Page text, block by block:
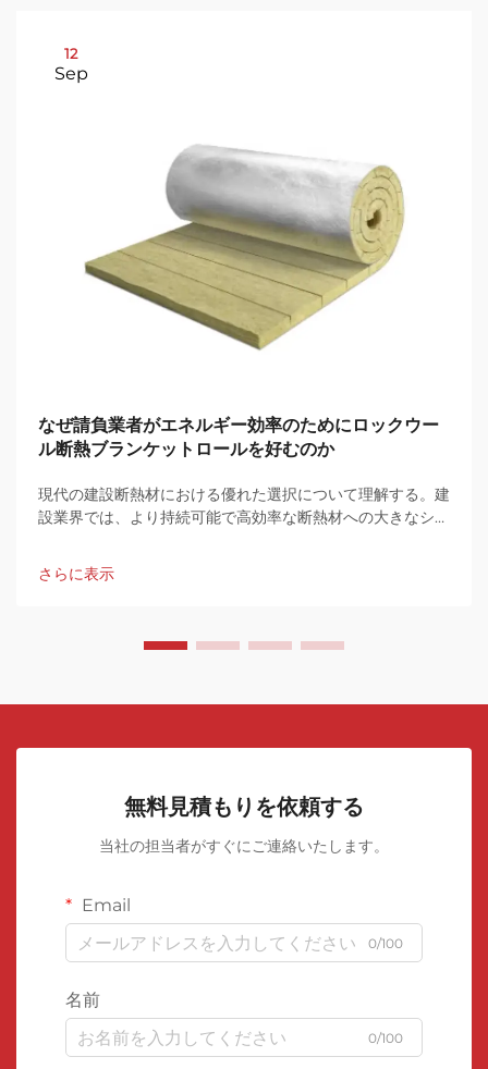
12
Sep
なぜ請負業者がエネルギー効率のためにロックウー
ル断熱ブランケットロールを好むのか
現代の建設断熱材における優れた選択について理解する。建
設業界では、より持続可能で高効率な断熱材への大きなシフ
が主要な選択肢として登場しています…
さらに表示
無料見積もりを依頼する
当社の担当者がすぐにご連絡いたします。
Email
0/100
名前
0/100